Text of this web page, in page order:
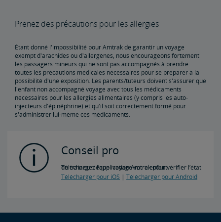
Prenez des précautions pour les allergies
Étant donné l'impossibilité pour Amtrak de garantir un voyage
exempt d'arachides ou d'allergènes, nous encourageons fortement
les passagers mineurs qui ne sont pas accompagnés à prendre
toutes les précautions médicales nécessaires pour se préparer à la
possibilité d'une exposition. Les parents/tuteurs doivent s'assurer que
l'enfant non accompagné voyage avec tous les médicaments
nécessaires pour les allergies alimentaires (y compris les auto-
injecteurs d'épinéphrine) et qu'il soit correctement formé pour
s'administrer lui-même ces médicaments.
Conseil pro
Téléchargez l’application Amtrak pour vérifier l’état du train sur lequel voyage votre enfant.
Télécharger pour iOS | Télécharger pour Android